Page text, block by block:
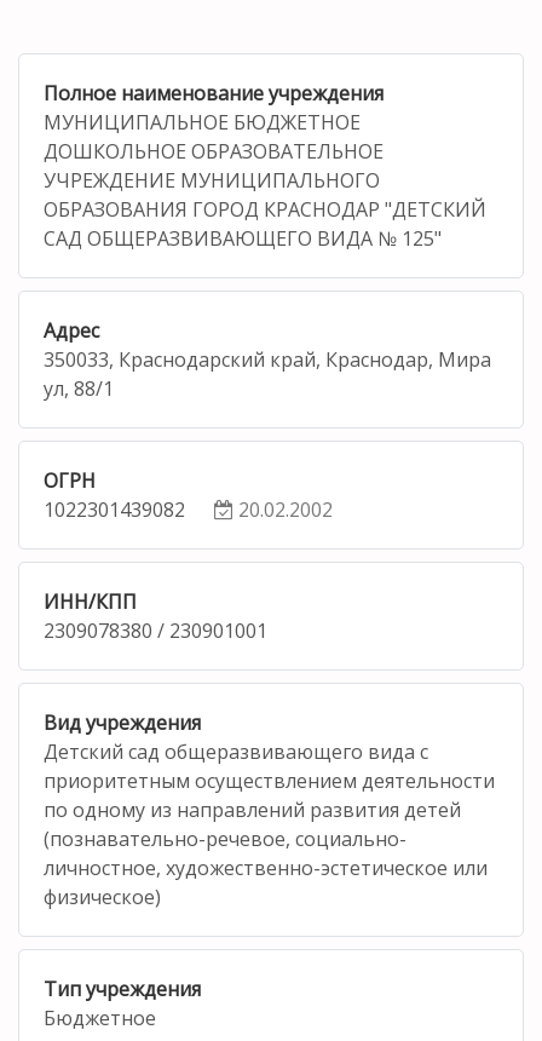
Полное наименование учреждения
МУНИЦИПАЛЬНОЕ БЮДЖЕТНОЕ
ДОШКОЛЬНОЕ ОБРАЗОВАТЕЛЬНОЕ
УЧРЕЖДЕНИЕ МУНИЦИПАЛЬНОГО
ОБРАЗОВАНИЯ ГОРОД КРАСНОДАР "ДЕТСКИЙ
САД ОБЩЕРАЗВИВАЮЩЕГО ВИДА № 125"
Адрес
350033, Краснодарский край, Краснодар, Мира
ул, 88/1
ОГРН
1022301439082
20.02.2002
ИНН/КПП
2309078380 / 230901001
Вид учреждения
Детский сад общеразвивающего вида с
приоритетным осуществлением деятельности
по одному из направлений развития детей
(познавательно-речевое, социально-
личностное, художественно-эстетическое или
физическое)
Тип учреждения
Бюджетное